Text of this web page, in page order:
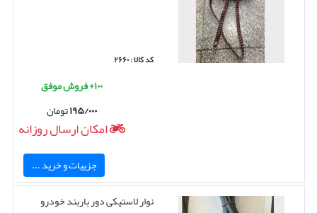
کد کالا : ۲۶۶۰
۱۰۰+ فروش موفق
۱۹۵/۰۰۰تومان
امکان ارسال روزانه
جزییات و خرید ...
نوار لاستیکی دور باربند خودرو